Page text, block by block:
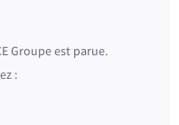
Groupe est parue.
: